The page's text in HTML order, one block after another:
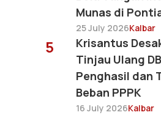
Munas di
25 July 2026Kalbar
5
Krisantus
Tinjau Ulang
Penghasil dan
Beban PPPK
16 July 2026Kalbar